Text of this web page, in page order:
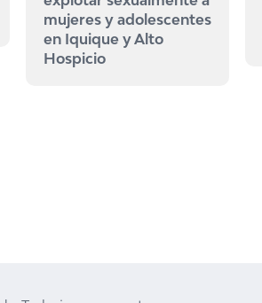
mujeres y adolescentes
en Iquique y Alto
Hospicio